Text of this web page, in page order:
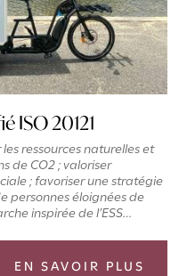
ISO 20121
les ressources naturelles et
de CO2 ; valoriser
; favoriser une stratégie
personnes éloignées de
inspirée de l’ESS…
EN SAVOIR PLUS